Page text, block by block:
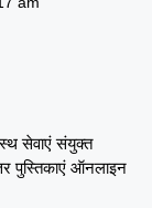
सेवाएं संयुक्त
पुस्तिकाएं ऑनलाइन